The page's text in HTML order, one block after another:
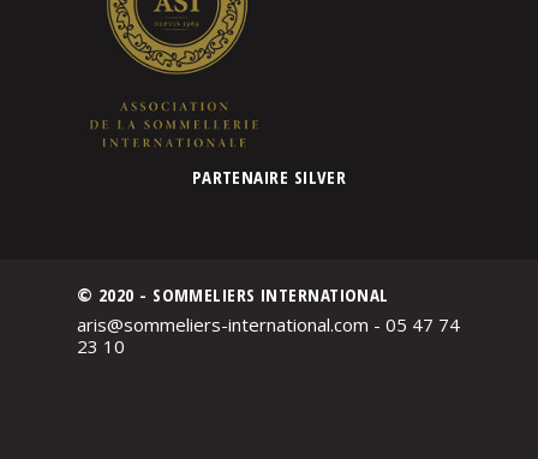
PARTENAIRE SILVER
© 2020 - SOMMELIERS INTERNATIONAL
aris@sommeliers-international.com - 05 47 74
23 10